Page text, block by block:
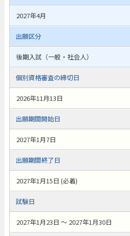
2027年4月
出願区分
後期入試（一般・社会人）
個別資格審査の締切日
2026年11月13日
出願期間開始日
2027年1月7日
出願期間終了日
2027年1月15日 (必着)
試験日
2027年1月23日 ～ 2027年1月30日